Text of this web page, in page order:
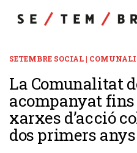
SETEMBRE SOCIAL |
La Comunalitat
acompanyat fins
xarxes d’acció
dos primers